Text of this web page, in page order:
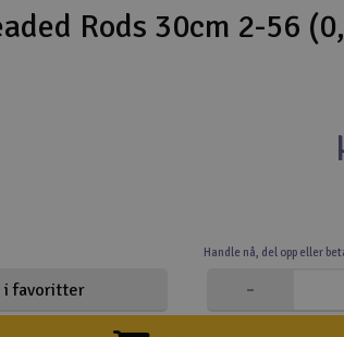
Rods 30cm 2-56
Handle nå, del opp eller
-
i favoritter